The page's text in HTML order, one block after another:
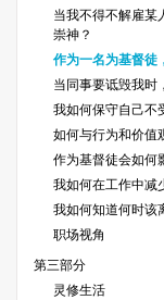
当我不得不解雇某
崇神？
作为一名为基督徒
当同事要诋毁我时
我如何保守自己不
如何与行为和价值
作为基督徒会如何
我如何在工作中减
我如何知道何时该
职场视角
第三部分
灵修生活